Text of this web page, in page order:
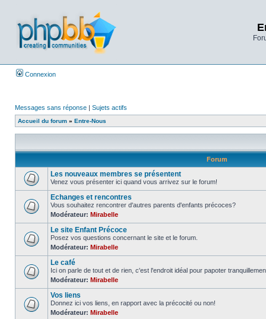
Connexion
Messages sans réponse | Sujets actifs
Accueil du forum » Entre-Nous
Forum
Les nouveaux membres se présentent
Venez vous présenter ici quand vous arrivez sur le forum!
Echanges et rencontres
Vous souhaitez rencontrer d'autres parents d'enfants précoces?
Modérateur: Mirabelle
Le site Enfant Précoce
Posez vos questions concernant le site et le forum.
Modérateur: Mirabelle
Le café
Ici on parle de tout et de rien, c'est l'endroit idéal pour papoter
Modérateur: Mirabelle
Vos liens
Donnez ici vos liens, en rapport avec la précocité ou non!
Modérateur: Mirabelle